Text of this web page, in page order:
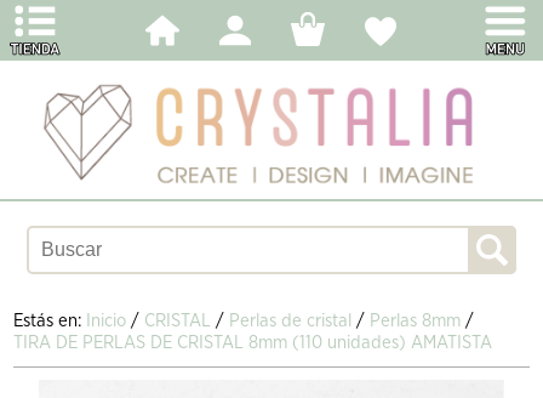
Estás en: Inicio / CRISTAL / Perlas de cristal / Perlas 8mm /
TIRA DE PERLAS DE CRISTAL 8mm (110 unidades) AMATISTA